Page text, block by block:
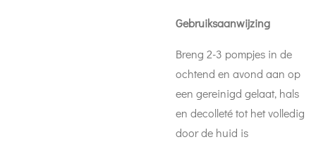
Gebruiksaanwijzing
Breng 2-3 pompjes in de
ochtend en avond aan op
een gereinigd gelaat, hals
en decolleté tot het volledig
door de huid is